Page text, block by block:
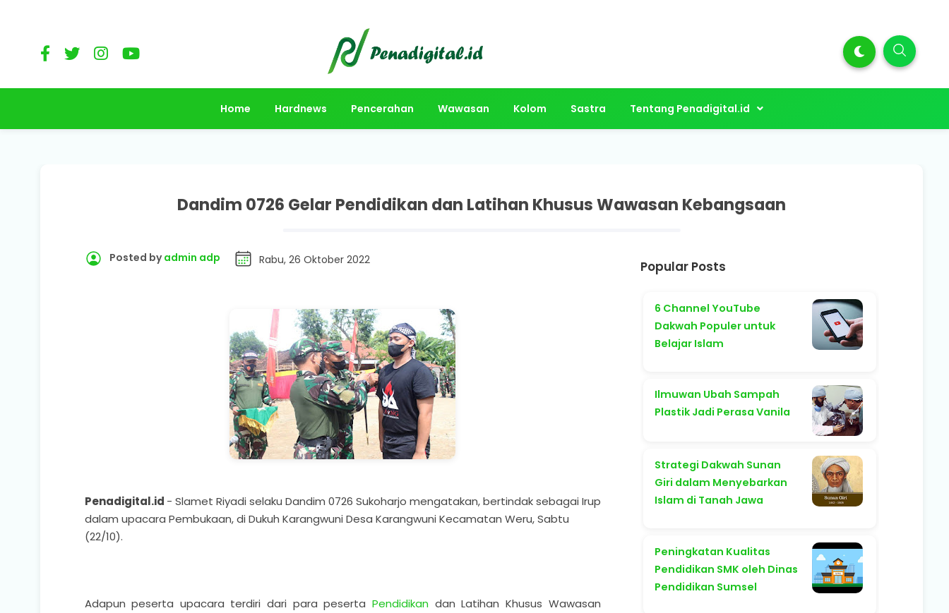
Home Hardnews Pencerahan Wawasan Kolom Sastra Tentang Penadigital.id
Dandim 0726 Gelar Pendidikan dan Latihan Khusus Wawasan Kebangsaan
Posted byadmin adp Rabu, 26 Oktober 2022
Penadigital.id - Slamet Riyadi selaku Dandim 0726 Sukoharjo mengatakan, bertindak sebagai Irup
dalam upacara Pembukaan, di Dukuh Karangwuni Desa Karangwuni Kecamatan Weru, Sabtu
(22/10).
Adapun peserta upacara terdiri dari para pesertaPendidikan dan Latihan Khusus Wawasan
Popular Posts
6 Channel YouTube
Dakwah Populer untuk
Belajar Islam
Ilmuwan Ubah Sampah
Plastik Jadi Perasa Vanila
Strategi Dakwah Sunan
Giri dalam Menyebarkan
Islam di Tanah Jawa
Peningkatan Kualitas
Pendidikan SMK oleh Dinas
Pendidikan Sumsel